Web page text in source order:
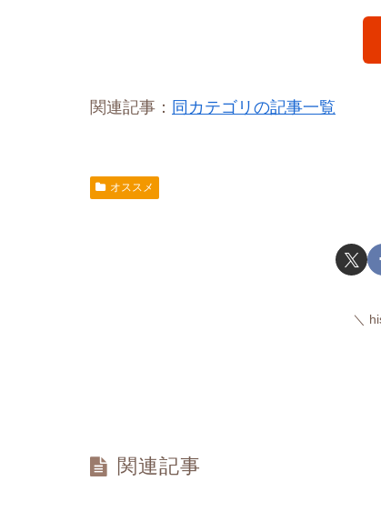
関連記事： 同カテゴリの記事一覧
オススメ
関連記事